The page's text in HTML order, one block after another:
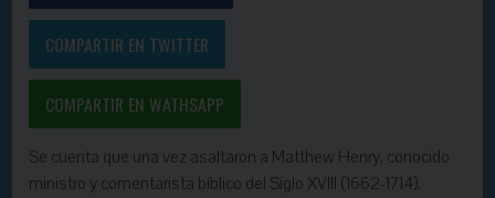
COMPARTIR EN TWITTER
COMPARTIR EN WATHSAPP
Se cuenta que una vez asaltaron a Matthew Henry, conocido
ministro y comentarista bíblico del Siglo XVIII (1662-1714).